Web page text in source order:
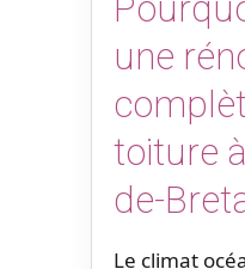
une
toiture
de-
Le climat